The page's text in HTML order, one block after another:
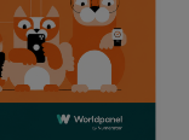
Escócia
África do Sul
Espanha
Sri Lanka